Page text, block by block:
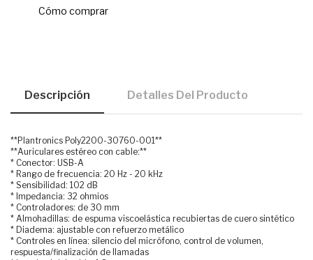
Cómo comprar
Descripción Detalles Del Producto
**Plantronics Poly2200-30760-001**
**Auriculares estéreo con cable:**
* Conector: USB-A
* Rango de frecuencia: 20 Hz - 20 kHz
* Sensibilidad: 102 dB
* Impedancia: 32 ohmios
* Controladores: de 30 mm
* Almohadillas: de espuma viscoelástica recubiertas de cuero sintético
* Diadema: ajustable con refuerzo metálico
* Controles en línea: silencio del micrófono, control de volumen,
respuesta/finalización de llamadas